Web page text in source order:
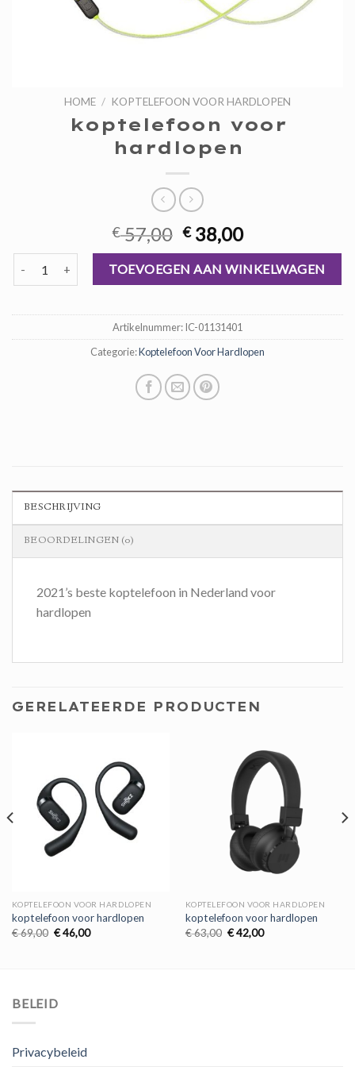
HOME / KOPTELEFOON VOOR HARDLOPEN
koptelefoon voor
hardlopen
€57,00 Oorspronkelijke
prijs
was:
€ 57,00.
€38,00Huidige
prijs
is:
€ 38,00.
koptelefoon voor hardlopen aantalTOEVOEGEN AAN WINKELWAGEN
Artikelnummer:IC-01131401
Categorie:Koptelefoon Voor Hardlopen
BESCHRIJVING
BEOORDELINGEN (0)
2021’s beste koptelefoon in Nederland voor
hardlopen
GERELATEERDE PRODUCTEN
KOPTELEFOON VOOR HARDLOPEN
koptelefoon voor hardlopen
€69,00 Oorspronkelijke
€46,00Huidige
KOPTELEFOON VOOR HARDLOPEN
koptelefoon voor hardlopen
€63,00 Oorspronkelijke
€42,00Huidige
BELEID
Privacybeleid